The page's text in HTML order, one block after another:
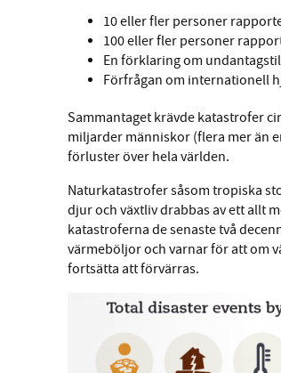
10 eller fler personer
100 eller fler personer
En förklaring om
Förfrågan om internationell
Sammantaget krävde katastrofer
miljarder människor (flera mer än
förluster över hela världen.
Naturkatastrofer såsom tropiska
djur och växtliv drabbas av ett allt
katastroferna de senaste två
värmeböljor och varnar för att om
fortsätta att förvärras.